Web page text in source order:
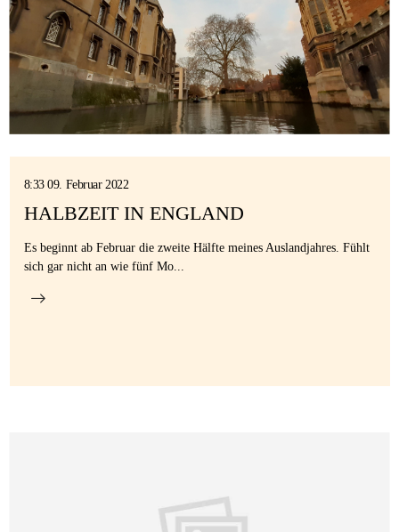
8:33 09. Februar 2022
HALBZEIT IN ENGLAND
Es beginnt ab Februar die zweite Hälfte meines Auslandjahres. Fühlt
sich gar nicht an wie fünf Mo...